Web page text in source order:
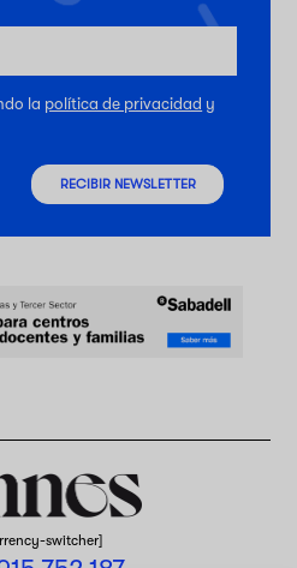
la política de privacidad y
RECIBIR NEWSLETTER
switcher]